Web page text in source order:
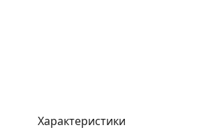
Характеристики